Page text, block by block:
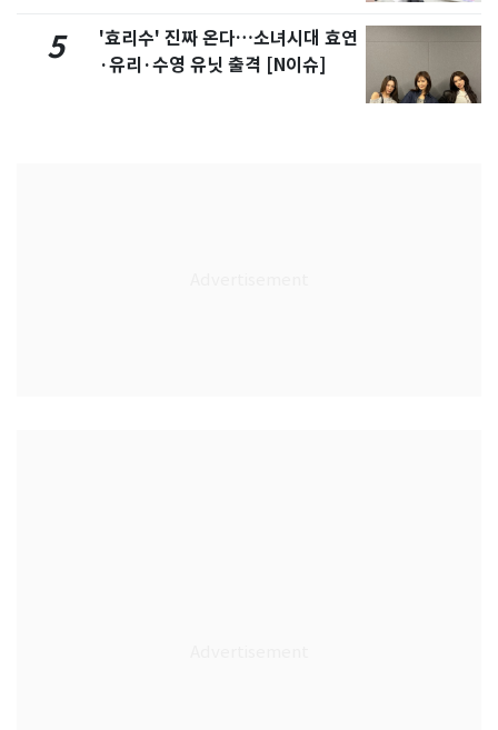
5
'효리수' 진짜 온다…소녀시대 효연
·유리·수영 유닛 출격 [N이슈]